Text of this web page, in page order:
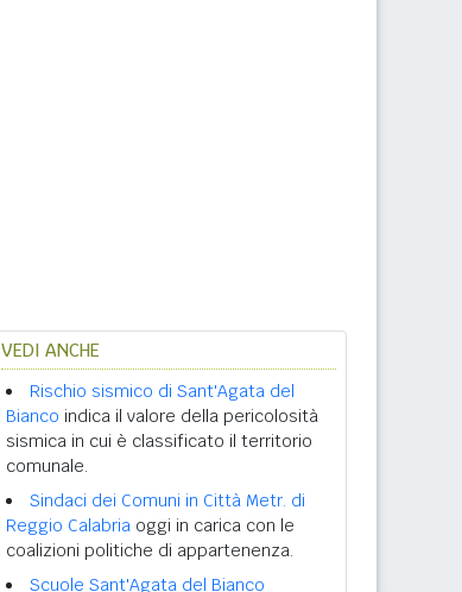
VEDI ANCHE
Rischio sismico di Sant'Agata del
Bianco indica il valore della pericolosità
sismica in cui è classificato il territorio
comunale.
Sindaci dei Comuni in Città Metr. di
Reggio Calabria oggi in carica con le
coalizioni politiche di appartenenza.
Scuole Sant'Agata del Bianco